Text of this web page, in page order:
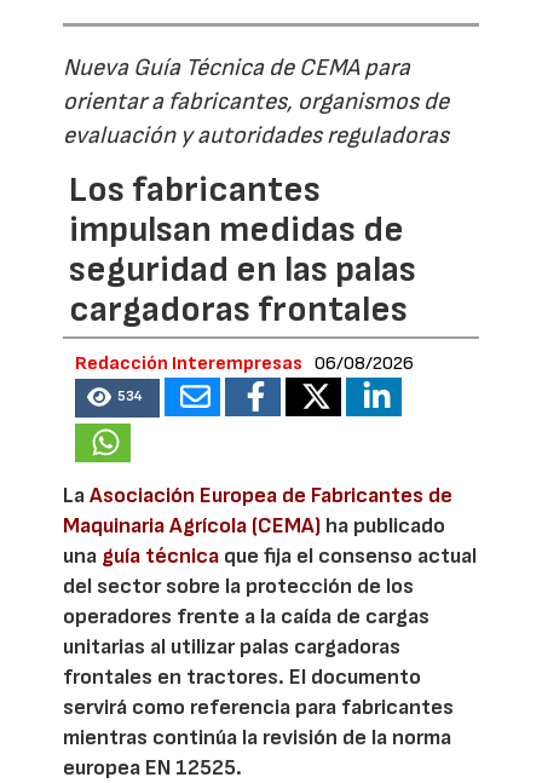
Nueva Guía Técnica de CEMA para
orientar a fabricantes, organismos de
evaluación y autoridades reguladoras
Los fabricantes
impulsan medidas de
seguridad en las palas
cargadoras frontales
Redacción Interempresas 06/08/2026
534
LaAsociación Europea de Fabricantes de
Maquinaria Agrícola (CEMA) ha publicado
una guía técnica que fija el consenso actual
del sector sobre la protección de los
operadores frente a la caída de cargas
unitarias al utilizar palas cargadoras
frontales en tractores. El documento
servirá como referencia para fabricantes
mientras continúa la revisión de la norma
europea EN 12525.